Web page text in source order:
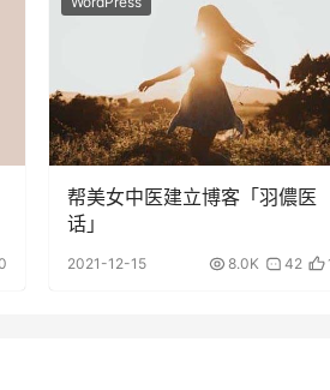
帮美女中医建立博客「羽儂医
话」
2021-12-15 8.0K 42